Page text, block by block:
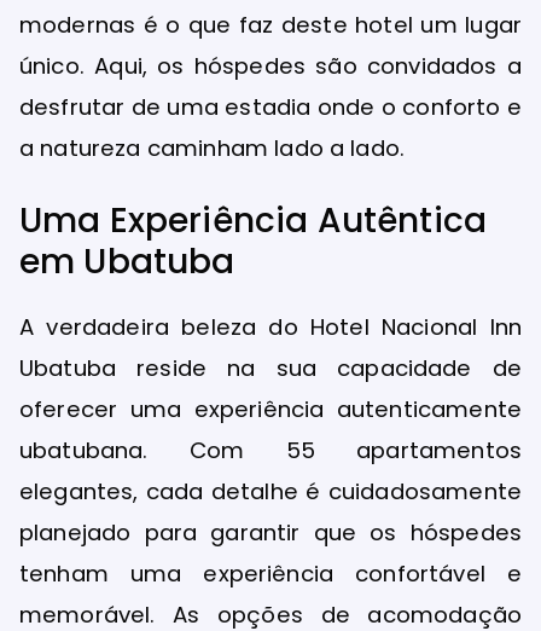
modernas é o que faz deste hotel um lugar
único. Aqui, os hóspedes são convidados a
desfrutar de uma estadia onde o conforto e
a natureza caminham lado a lado.
Uma Experiência Autêntica
em Ubatuba
A verdadeira beleza do Hotel Nacional Inn
Ubatuba reside na sua capacidade de
oferecer uma experiência autenticamente
ubatubana. Com 55 apartamentos
elegantes, cada detalhe é cuidadosamente
planejado para garantir que os hóspedes
tenham uma experiência confortável e
memorável. As opções de acomodação